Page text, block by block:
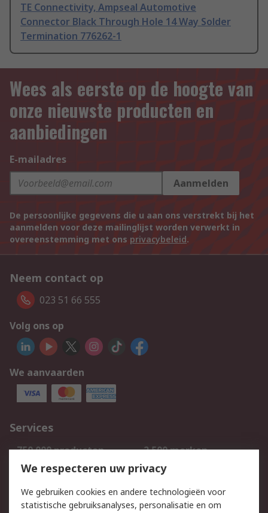
TE Connectivity, Ampseal Automotive
Connector Black Through Hole 14 Way Solder
Termination 776262-1
Wees als eerste op de hoogte van
onze nieuwste producten en
aanbiedingen
E-mailadres
Aanmelden
De persoonlijke gegevens die u aan ons verstrekt bij het
aanmelden voor deze mailinglijst worden verwerkt in
overeenstemming met ons privacybeleid.
Neem contact op
023 51 66 555
Volg ons op
We aanvaarden
Services
750.000 producten
2.500 merken
Bestellen
Inkoopoplossingen
Track & Trace
We respecteren uw privacy
We gebruiken cookies en andere technologieën voor
statistische gebruiksanalyses, personalisatie en om